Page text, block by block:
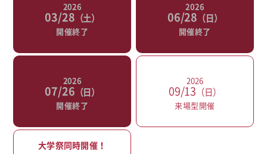
2026
03/28 （土）
開催終了
2026
06/28 （日）
開催終了
2026
07/26 （日）
開催終了
2026
09/13 （日）
来場型開催
大学祭同時開催！